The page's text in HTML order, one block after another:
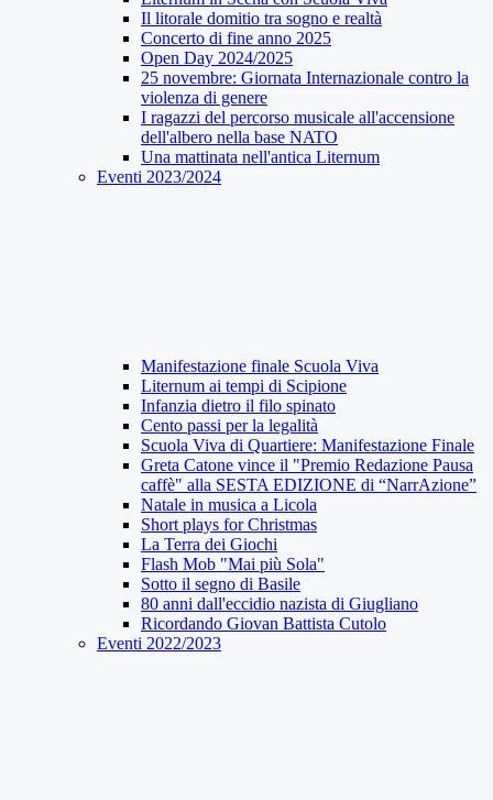
Il litorale domitio tra sogno e realtà
Concerto di fine anno 2025
Open Day 2024/2025
25 novembre: Giornata Internazionale contro la
violenza di genere
I ragazzi del percorso musicale all'accensione
dell'albero nella base NATO
Una mattinata nell'antica Liternum
Eventi 2023/2024
Manifestazione finale Scuola Viva
Liternum ai tempi di Scipione
Infanzia dietro il filo spinato
Cento passi per la legalità
Scuola Viva di Quartiere: Manifestazione Finale
Greta Catone vince il "Premio Redazione Pausa
caffè" alla SESTA EDIZIONE di “NarrAzione”
Natale in musica a Licola
Short plays for Christmas
La Terra dei Giochi
Flash Mob "Mai più Sola"
Sotto il segno di Basile
80 anni dall'eccidio nazista di Giugliano
Ricordando Giovan Battista Cutolo
Eventi 2022/2023